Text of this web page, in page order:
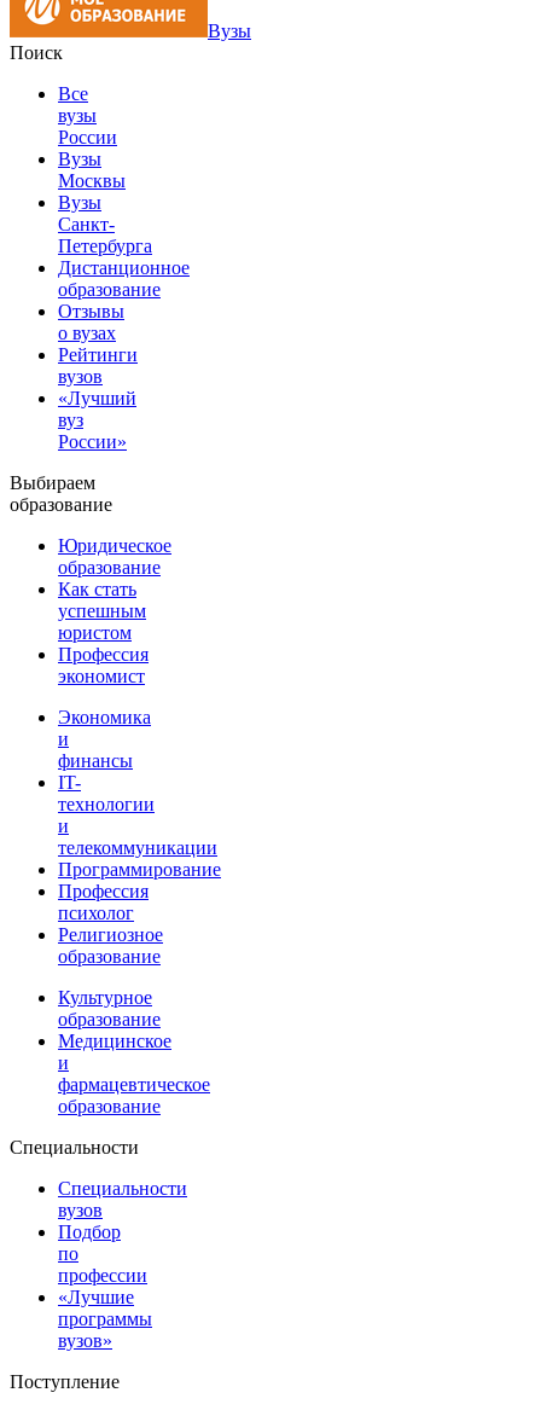
Вузы
Поиск
Все
вузы
России
Вузы
Москвы
Вузы
Санкт-
Петербурга
Дистанционное
образование
Отзывы
о вузах
Рейтинги
вузов
«Лучший
вуз
России»
Выбираем
образование
Юридическое
образование
Как стать
успешным
юристом
Профессия
экономист
Экономика
и
финансы
IT-
технологии
и
телекоммуникации
Программирование
Профессия
психолог
Религиозное
образование
Культурное
образование
Медицинское
и
фармацевтическое
образование
Специальности
Специальности
вузов
Подбор
по
профессии
«Лучшие
программы
вузов»
Поступление